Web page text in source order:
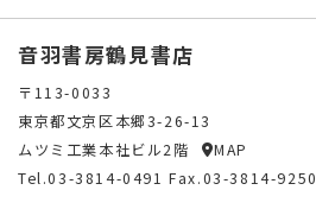
音羽書房鶴見書店
〒113-0033
東京都文京区本郷3-26-13
ムツミ工業本社ビル2階
MAP
Tel.03-3814-0491 Fax.03-3814-9250